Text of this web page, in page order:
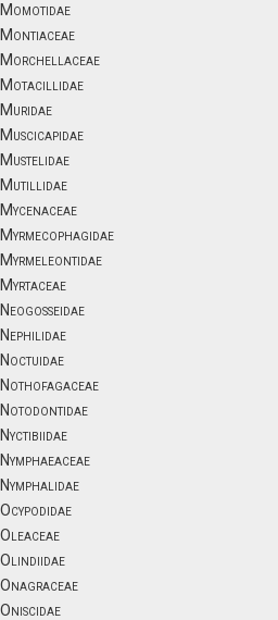
Momotidae
Montiaceae
Morchellaceae
Motacillidae
Muridae
Muscicapidae
Mustelidae
Mutillidae
Mycenaceae
Myrmecophagidae
Myrmeleontidae
Myrtaceae
Neogosseidae
Nephilidae
Noctuidae
Nothofagaceae
Notodontidae
Nyctibiidae
Nymphaeaceae
Nymphalidae
Ocypodidae
Oleaceae
Olindiidae
Onagraceae
Oniscidae